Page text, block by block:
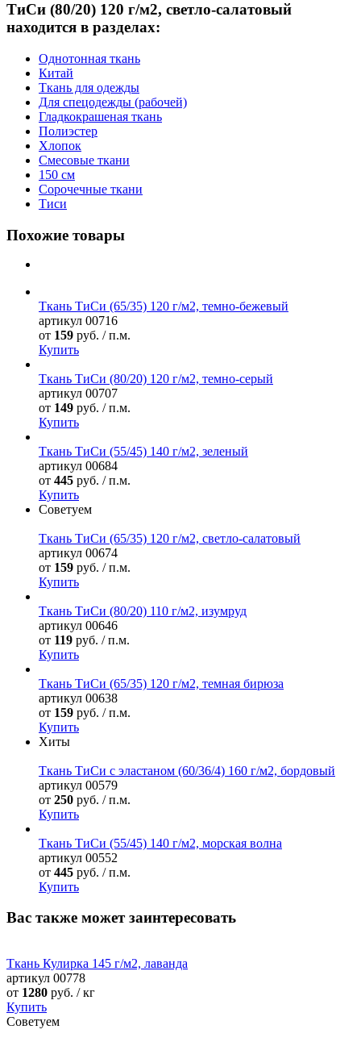
ТиСи (80/20) 120 г/м2, светло-салатовый
находится в разделах:
Однотонная ткань
Китай
Ткань для одежды
Для спецодежды (рабочей)
Гладкокрашеная ткань
Полиэстер
Хлопок
Смесовые ткани
150 см
Сорочечные ткани
Тиси
Похожие товары
Ткань ТиСи (65/35) 120 г/м2, темно-бежевый
артикул 00716
от 159 руб. / п.м.
Купить
Ткань ТиСи (80/20) 120 г/м2, темно-серый
артикул 00707
от 149 руб. / п.м.
Купить
Ткань ТиСи (55/45) 140 г/м2, зеленый
артикул 00684
от 445 руб. / п.м.
Купить
Советуем
Ткань ТиСи (65/35) 120 г/м2, светло-салатовый
артикул 00674
от 159 руб. / п.м.
Купить
Ткань ТиСи (80/20) 110 г/м2, изумруд
артикул 00646
от 119 руб. / п.м.
Купить
Ткань ТиСи (65/35) 120 г/м2, темная бирюза
артикул 00638
от 159 руб. / п.м.
Купить
Хиты
Ткань ТиСи с эластаном (60/36/4) 160 г/м2, бордовый
артикул 00579
от 250 руб. / п.м.
Купить
Ткань ТиСи (55/45) 140 г/м2, морская волна
артикул 00552
от 445 руб. / п.м.
Купить
Вас также может заинтересовать
Ткань Кулирка 145 г/м2, лаванда
артикул 00778
от 1280 руб. / кг
Купить
Советуем